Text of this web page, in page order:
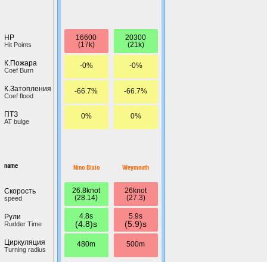
HP
Hit Points
К.Пожара
Coef Burn
К.Затопления
Coef flood
ПТЗ
AT bulge
name
Скорость
speed
Рули
Rudder Time
Циркуляция
Turning radius
16600
(17k)
-0%
-66.7%
0%
Nino Bixio
26.8knot
(28.14)
4.8s
(4.8)s
480m
20300
(21k)
-0%
-66.7%
0%
Weymouth
26knot
(27.3)
5.9s
(5.9)s
500m